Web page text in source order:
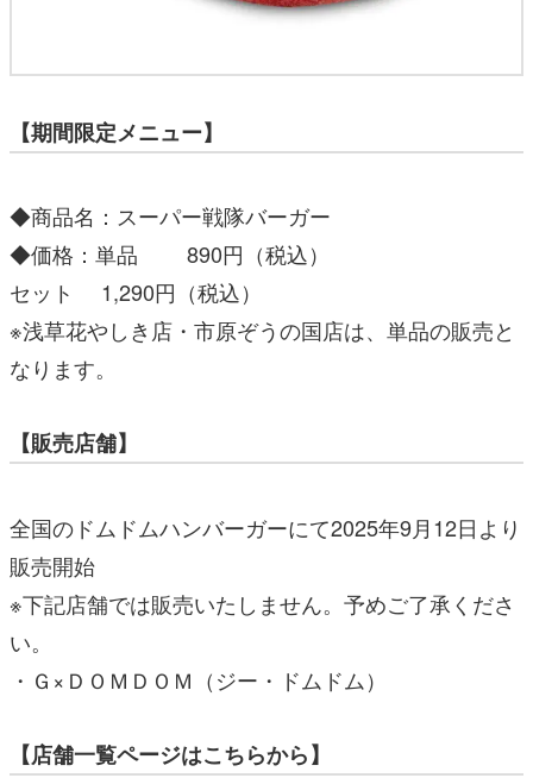
【期間限定メニュー】
◆商品名：スーパー戦隊バーガー
◆価格：単品 890円（税込）
セット 1,290円（税込）
※浅草花やしき店・市原ぞうの国店は、単品の販売と
なります。
【販売店舗】
全国のドムドムハンバーガーにて2025年9月12日より
販売開始
※下記店舗では販売いたしません。予めご了承くださ
い。
・Ｇ×ＤＯＭＤＯＭ（ジー・ドムドム）
【店舗一覧ページはこちらから】